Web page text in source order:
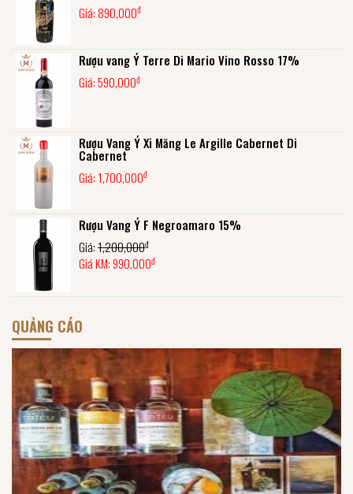
Giá:890,000đ
Rượu vang Ý Terre Di Mario Vino Rosso 17%
Giá:590,000đ
Rượu Vang Ý Xi Măng Le Argille Cabernet Di
Cabernet
Giá: 1,700,000đ
Rượu Vang Ý F Negroamaro 15%
Giá:1,200,000đ
Giá KM:990,000đ
QUẢNG CÁO